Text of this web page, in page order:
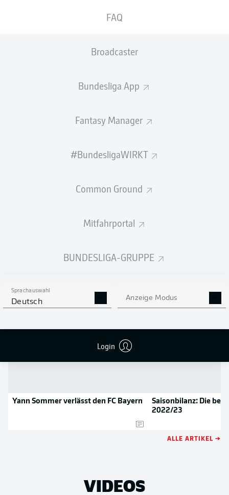
FAQ
Broadcaster
Bundesliga App
Fantasy Manager
#BundesligaWIRKT
Common Ground
Mitfahrportal
BUNDESLIGA-GRUPPE
Sprachauswahl
Deutsch Anzeige Modus
Login
NEWS
Yann Sommer verlässt den FC Bayern
Saisonbilanz: Die
2022/23
ALLE ARTIKEL →
VIDEOS